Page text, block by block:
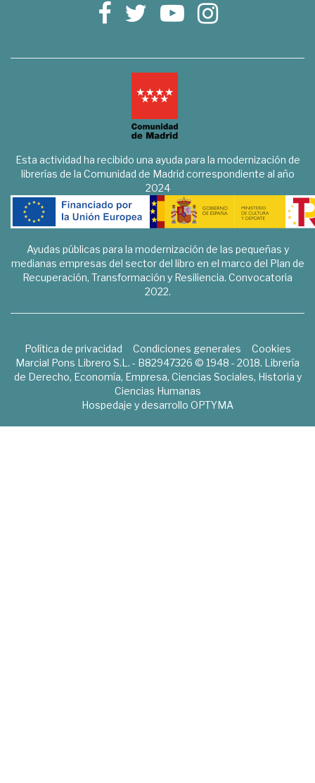
Esta actividad ha recibido una ayuda para la modernización de
librerías de la Comunidad de Madrid correspondiente al año
2024
Ayudas públicas para la modernización de las pequeñas y
medianas empresas del sector del libro en el marco del Plan de
Recuperación, Transformación y Resiliencia. Convocatoria
2022.
Política de privacidad Condiciones generales
Cookies
Marcial Pons Librero S.L. - B82947326 © 1948 - 2018. Librería
de Derecho, Economía, Empresa, Ciencias Sociales, Historia y
Ciencias Humanas
Hospedaje y desarrollo OPTYMA